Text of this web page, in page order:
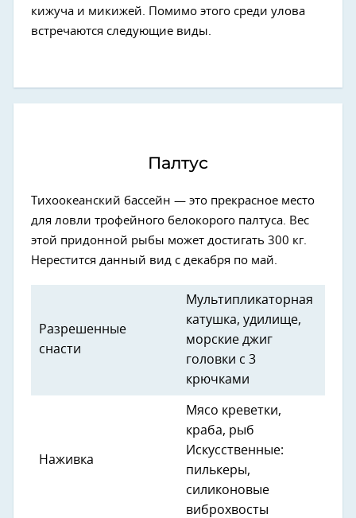
кижуча и микижей. Помимо этого среди улова
встречаются следующие виды.
Палтус
Тихоокеанский бассейн — это прекрасное место
для ловли трофейного белокорого палтуса. Вес
этой придонной рыбы может достигать 300 кг.
Нерестится данный вид с декабря по май.
Разрешенные
снасти
Мультипликаторная
катушка, удилище,
морские джиг
головки с 3
крючками
Наживка
Мясо креветки,
краба, рыб
Искусственные:
пилькеры,
силиконовые
виброхвосты